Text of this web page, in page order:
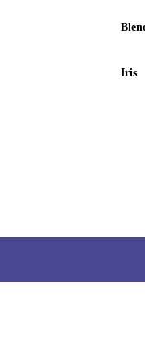
Iris